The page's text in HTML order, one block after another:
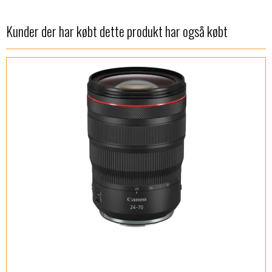
Kunder der har købt dette produkt har også købt